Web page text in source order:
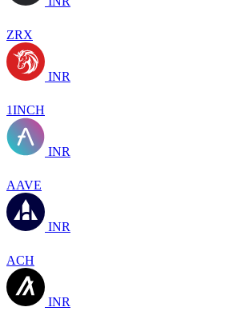
ZRX
INR
1INCH
INR
AAVE
INR
ACH
INR